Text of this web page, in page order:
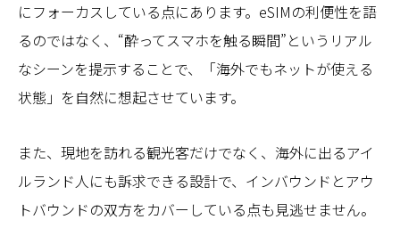
にフォーカスしている点にあります。eSIMの利便性を語
るのではなく、“酔ってスマホを触る瞬間”というリアル
なシーンを提示することで、「海外でもネットが使える
状態」を自然に想起させています。
また、現地を訪れる観光客だけでなく、海外に出るアイ
ルランド人にも訴求できる設計で、インバウンドとアウ
トバウンドの双方をカバーしている点も見逃せません。